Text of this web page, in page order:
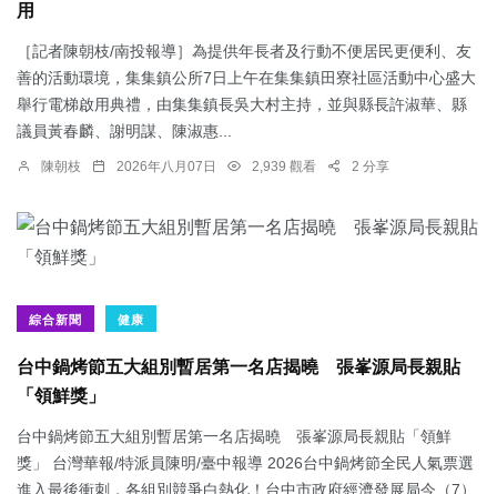
用
［記者陳朝枝/南投報導］為提供年長者及行動不便居民更便利、友
善的活動環境，集集鎮公所7日上午在集集鎮田寮社區活動中心盛大
舉行電梯啟用典禮，由集集鎮長吳大村主持，並與縣長許淑華、縣
議員黃春麟、謝明謀、陳淑惠...
陳朝枝 2026年八月07日 2,939 觀看 2 分享
綜合新聞 健康
台中鍋烤節五大組別暫居第一名店揭曉 張峯源局長親貼
「領鮮獎」
台中鍋烤節五大組別暫居第一名店揭曉 張峯源局長親貼「領鮮
獎」 台灣華報/特派員陳明/臺中報導 2026台中鍋烤節全民人氣票選
進入最後衝刺，各組別競爭白熱化！台中市政府經濟發展局今（7）